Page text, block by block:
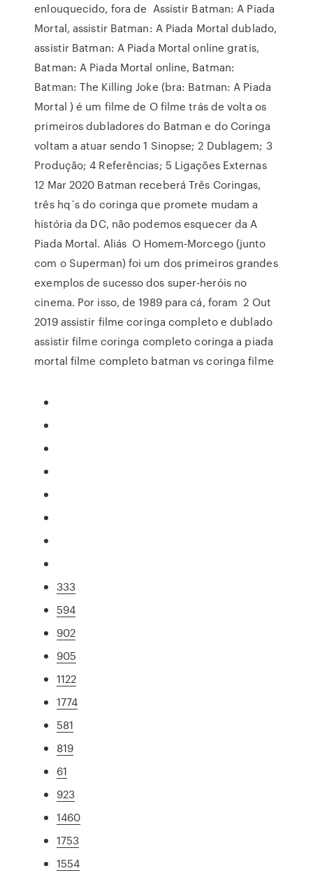
enlouquecido, fora de Assistir Batman: A Piada
Mortal, assistir Batman: A Piada Mortal dublado,
assistir Batman: A Piada Mortal online gratis,
Batman: A Piada Mortal online, Batman:
Batman: The Killing Joke (bra: Batman: A Piada
Mortal ) é um filme de O filme trás de volta os
primeiros dubladores do Batman e do Coringa
voltam a atuar sendo 1 Sinopse; 2 Dublagem; 3
Produção; 4 Referências; 5 Ligações Externas
12 Mar 2020 Batman receberá Três Coringas,
três hq´s do coringa que promete mudam a
história da DC, não podemos esquecer da A
Piada Mortal. Aliás O Homem-Morcego (junto
com o Superman) foi um dos primeiros grandes
exemplos de sucesso dos super-heróis no
cinema. Por isso, de 1989 para cá, foram 2 Out
2019 assistir filme coringa completo e dublado
assistir filme coringa completo coringa a piada
mortal filme completo batman vs coringa filme
333
594
902
905
1122
1774
581
819
61
923
1460
1753
1554